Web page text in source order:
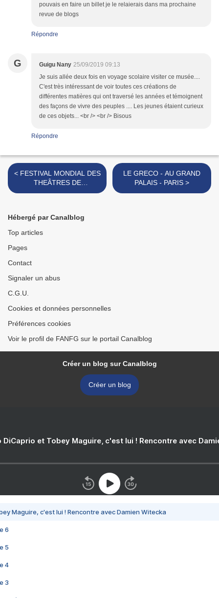
pouvais en faire un billet je le relaierais dans ma prochaine
revue de blogs
Répondre
G Guigu Nany 25/09/2019 09:13
Je suis allée deux fois en voyage scolaire visiter ce musée....
C'est très intéressant de voir toutes ces créations de
différentes matières qui ont traversé les années et témoignent
des façons de vivre des peuples .... Les jeunes étaient curieux
de ces objets... <br /> <br /> Bisous
Répondre
< FESTIVAL MONDIAL DES
THEÂTRES DE
MARIONNETTES 2019
LE GRECO - AU GRAND
PALAIS - PARIS >
Hébergé par Canalblog
Top articles
Pages
Contact
Signaler un abus
C.G.U.
Cookies et données personnelles
Préférences cookies
Voir le profil de FANFG sur le portail Canalblog
Créer un blog sur Canalblog
Créer un blog
DiCaprio et Tobey Maguire, c'est lui ! Rencontre avec
Maguire, c'est lui ! Rencontre avec Damien Witecka
6
5
4
3